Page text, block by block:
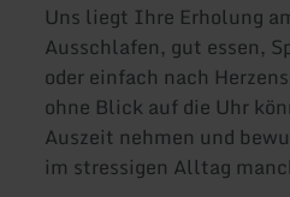
Uns liegt Ihre Erholung
Ausschlafen, gut essen,
oder einfach nach
ohne Blick auf die Uhr
Auszeit nehmen und
im stressigen Alltag